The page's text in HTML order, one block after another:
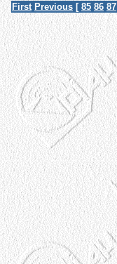
First Previous [ 85 86 87